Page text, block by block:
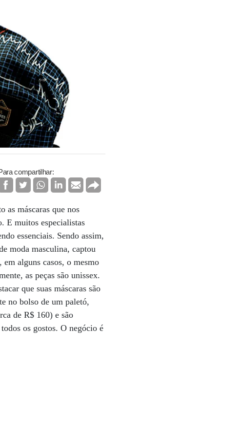
compartilhar:
as máscaras que nos
E muitos especialistas
essenciais. Sendo assim,
moda masculina, captou
alguns casos, o mesmo
as peças são unissex.
que suas máscaras são
no bolso de um paletó,
de R$ 160) e são
os gostos. O negócio é